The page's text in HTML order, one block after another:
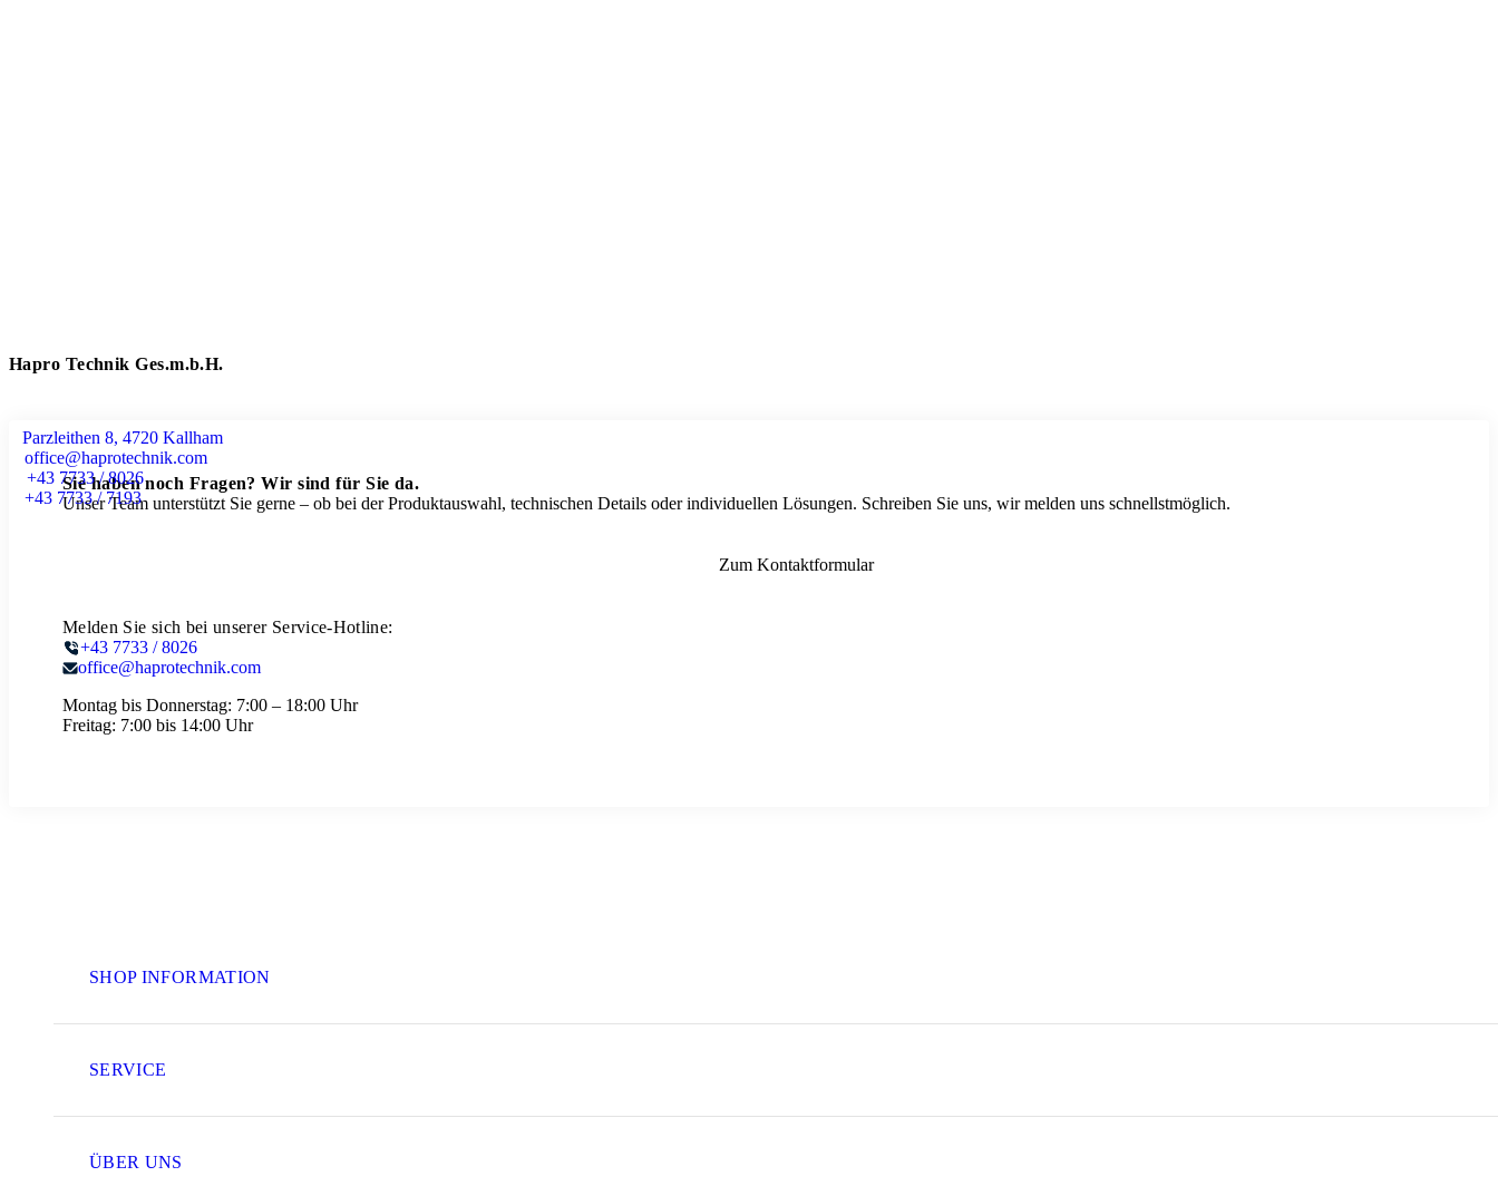
Hapro Technik Ges.m.b.H.
Parzleithen 8, 4720 Kallham
office@haprotechnik.com
+43 7733 / 8026
+43 7733 / 7193
Sie haben noch Fragen? Wir sind für Sie da.
Unser Team unterstützt Sie gerne – ob bei der Produktauswahl, technischen Details oder individuellen Lösungen. Schreiben Sie uns, wir melden uns schnellstmöglich.
Zum Kontaktformular
Melden Sie sich bei unserer Service-Hotline:
+43 7733 / 8026
office@haprotechnik.com
Montag bis Donnerstag: 7:00 – 18:00 Uhr
Freitag: 7:00 bis 14:00 Uhr
SHOP INFORMATION
SERVICE
ÜBER UNS